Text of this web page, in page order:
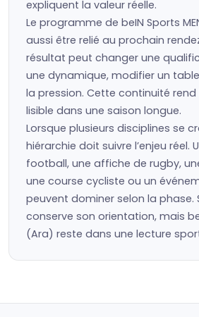
expliquent la valeur réelle.
Le programme de beIN Sports
aussi être relié au prochain
résultat peut changer une
une dynamique, modifier un
la pression. Cette continuité rend
lisible dans une saison longue.
Lorsque plusieurs disciplines se
hiérarchie doit suivre l’enjeu réel.
football, une affiche de rugby,
une course cycliste ou un
peuvent dominer selon la phase.
conserve son orientation, mais
(Ara) reste dans une lecture